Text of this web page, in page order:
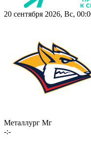
20 сентября 2026, Вс,
Металлург Мг
-:-